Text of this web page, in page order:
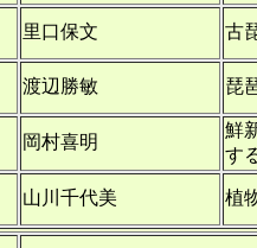
里口保文 古
渡辺勝敏 琵
岡村喜明
鮮
す
山川千代美 植